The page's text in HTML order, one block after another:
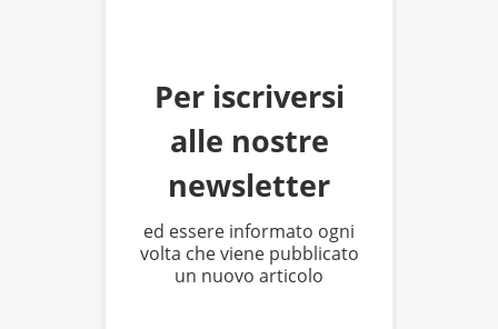
Per iscriversi
alle nostre
newsletter
ed essere informato ogni
volta che viene pubblicato
un nuovo articolo